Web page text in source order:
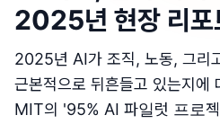
2025년 현장 리포
2025년 AI가 조직, 노동, 그리
근본적으로 뒤흔들고 있는지에
MIT의 '95% AI 파일럿 프로